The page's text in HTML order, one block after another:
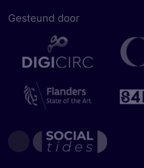
Gesteund door